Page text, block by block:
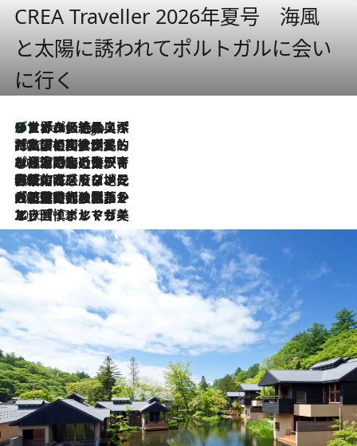
CREA Traveller 2026年夏号 海風
と太陽に誘われてポルトガルに会い
に行く
5 Hours Ago
リスボンの絶品スイーツ「パステル・デ・ナタ」とは？ポルトガル伝統の奥深い世界へ
2026.7.27
「私の祖国はポルトガル語です」国民的詩人フェルナンド・ペソアと、彼が愛した文学の街を歩く
2026.7.26
ポルトガル近海が育む極上の海の幸。キリリと冷えた白ワインと愉しむ、シーフード専門店の贅沢
2026.7.22
伝統の味をモダンに昇華。高感度な地元客が集う、リスボンの最旬ガストロノミー
2026.7.21
大航海時代の栄華から、震災、独裁、そして革命へ。ポルトガル・首都リスボンの石畳に刻まれた「歴史の光と影」
2026.7.13
エッセイ・ヤマザキマリ「慎ましくも美しき国 ポルトガル」